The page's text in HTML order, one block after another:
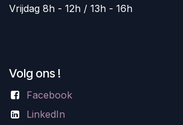
Vrijdag 8h - 12h / 13h - 16h
Volg ons !
Facebook
LinkedIn